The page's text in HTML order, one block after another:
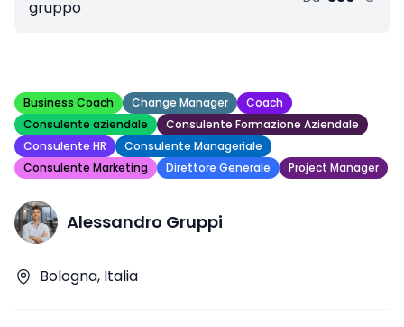
gruppo
Business Coach Change Manager
Coach
Consulente aziendale
Consulente Formazione Aziendale
Consulente HR
Consulente Manageriale
Consulente Marketing
Direttore Generale Project Manager
Alessandro Gruppi
Bologna, Italia